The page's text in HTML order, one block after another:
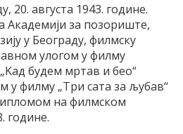
20. августа 1943. године.
Aкадемиjи за позориште,
у Београду, филмску
улогом у филму
будем мртав и бео“
у филму „Tри сата за љубав“
на филмском
године.